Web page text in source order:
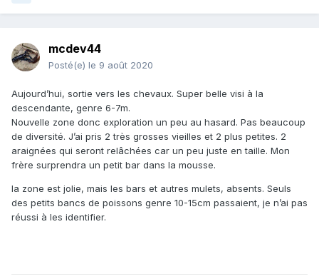
mcdev44
Posté(e) le 9 août 2020
Aujourd’hui, sortie vers les chevaux. Super belle visi à la
descendante, genre 6-7m.
Nouvelle zone donc exploration un peu au hasard. Pas beaucoup
de diversité. J’ai pris 2 très grosses vieilles et 2 plus petites. 2
araignées qui seront relâchées car un peu juste en taille. Mon
frère surprendra un petit bar dans la mousse.
la zone est jolie, mais les bars et autres mulets, absents. Seuls
des petits bancs de poissons genre 10-15cm passaient, je n’ai pas
réussi à les identifier.